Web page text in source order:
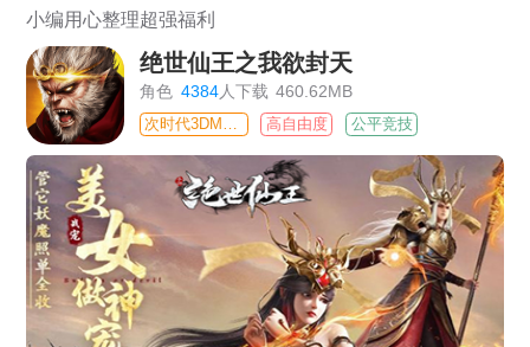
小编用心整理超强福利
绝世仙王之我欲封天
角色 4384人下载 460.62MB
高自由度 公平竞技